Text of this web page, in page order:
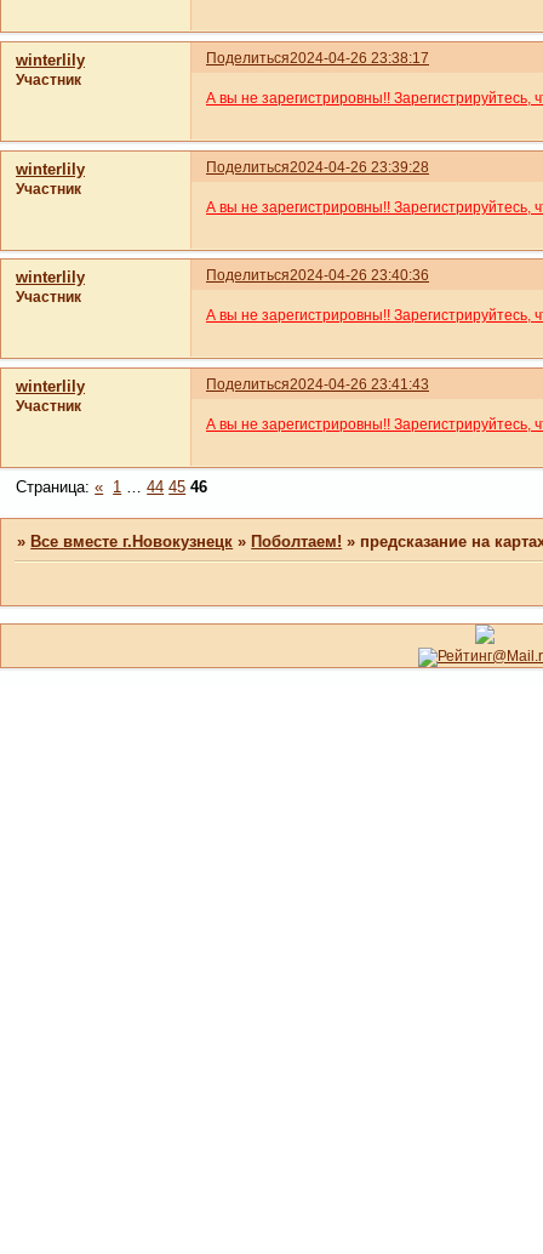
Поделиться2024-04-26 23:38:17
winterlily
Участник
А вы не зарегистрировны!! Зарегистрируйтесь,
Поделиться2024-04-26 23:39:28
winterlily
Участник
А вы не зарегистрировны!! Зарегистрируйтесь,
Поделиться2024-04-26 23:40:36
winterlily
Участник
А вы не зарегистрировны!! Зарегистрируйтесь,
Поделиться2024-04-26 23:41:43
winterlily
Участник
А вы не зарегистрировны!! Зарегистрируйтесь,
Страница:« 1 44 45 46
»Все вместе г.Новокузнецк »Поболтаем! » предсказание на